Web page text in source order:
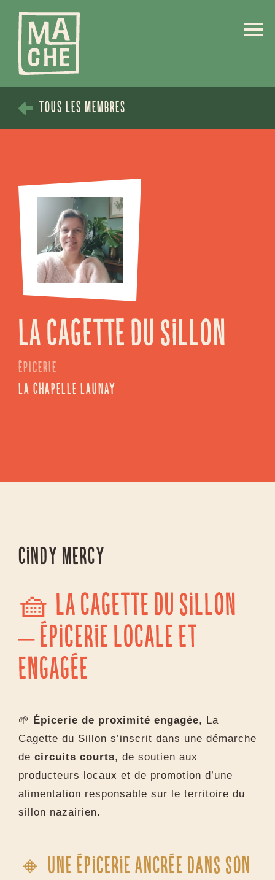
TOUS LES MEMBRES
La Cagette du Sillon
Épicerie
La Chapelle Launay
Cindy Mercy
🧺 La Cagette du Sillon
– Épicerie locale et
engagée
🌱 Épicerie de proximité engagée, La
Cagette du Sillon s’inscrit dans une démarche
de circuits courts, de soutien aux
producteurs locaux et de promotion d’une
alimentation responsable sur le territoire du
sillon nazairien.
🔸 Une épicerie ancrée dans son